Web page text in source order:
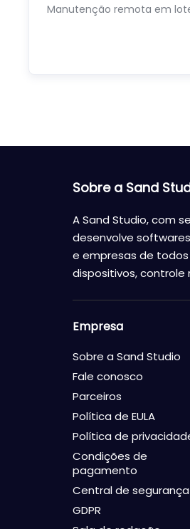
Manutenção remota em
Sobre a Sand
A Sand Studio, com
desenvolve
e empresas de
dispositivos,
Empresa
Sobre a Sand Studio
Fale conosco
Parceiros
Política de EULA
Política de
Condições de
pagamento
Central de segurança
GDPR